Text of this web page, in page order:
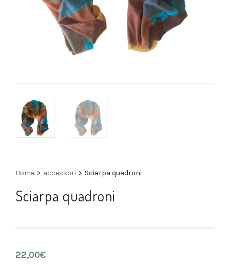
Home > accessori > Sciarpa quadroni
Sciarpa quadroni
22,00€